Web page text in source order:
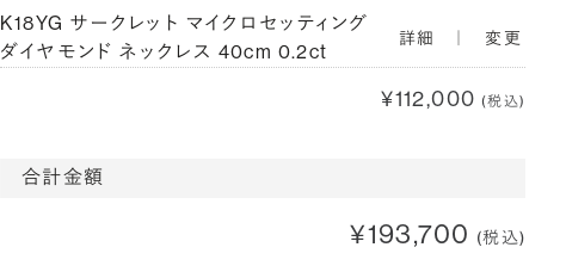
K18YG サークレット マイクロセッティング
ダイヤモンド ネックレス 40cm 0.2ct
詳細 変更
¥112,000 (税込)
合計金額
¥193,700 (税込)